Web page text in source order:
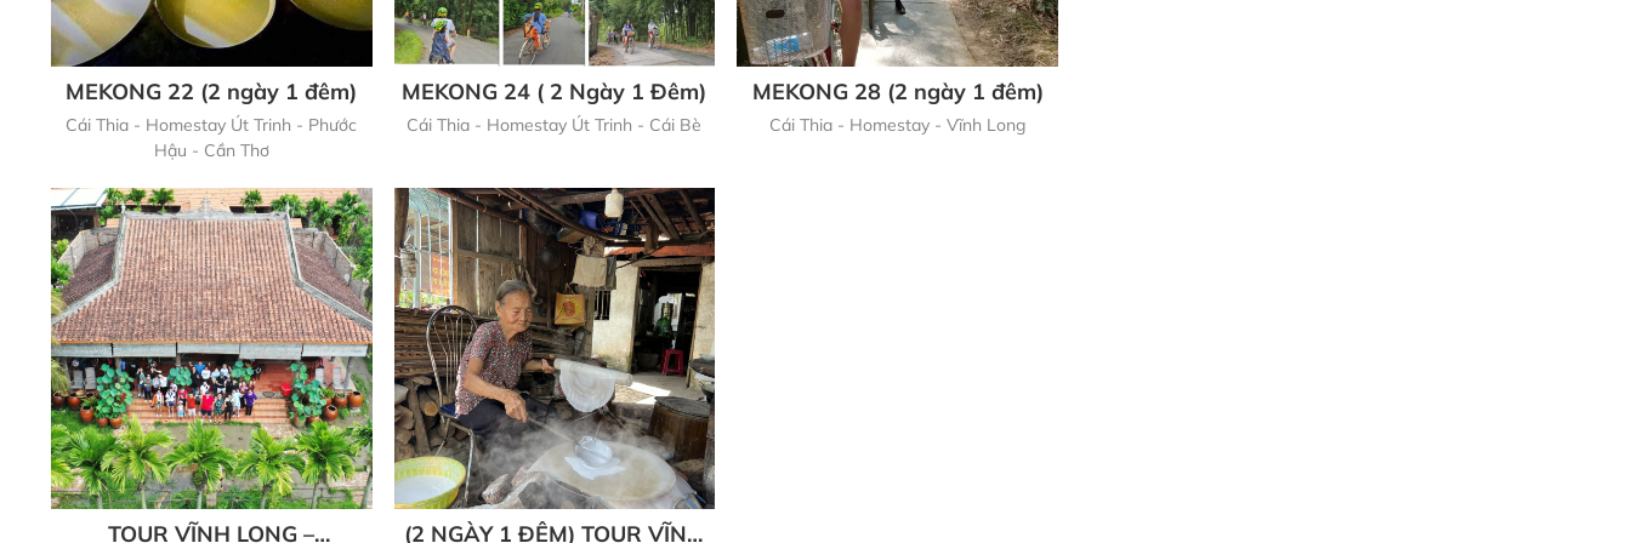
MEKONG 22 (2 ngày 1 đêm)
Cái Thia - Homestay Út Trinh - Phước
Hậu - Cần Thơ
MEKONG 24 ( 2 Ngày 1 Đêm)
Cái Thia - Homestay Út Trinh - Cái Bè
MEKONG 28 (2 ngày 1 đêm)
Cái Thia - Homestay - Vĩnh Long
TOUR VĨNH LONG – (2 NGÀY 1 ĐÊM) TOUR VĨNH